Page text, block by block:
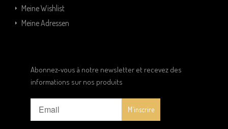
Meine Wishlist
Meine Adressen
Abonnez-vous à notre newsletter et recevez des
informations sur nos produits